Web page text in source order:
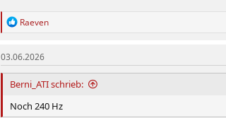
R
k
t
i
o
e
Raeven
03.06.2026
Berni_ATI schrieb:
Noch 240 Hz